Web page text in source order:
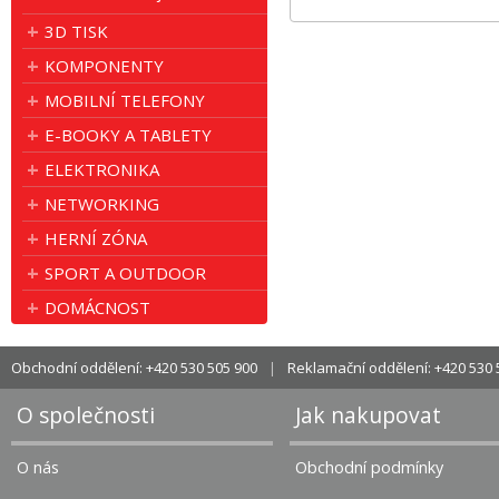
3D TISK
KOMPONENTY
MOBILNÍ TELEFONY
E-BOOKY A TABLETY
ELEKTRONIKA
NETWORKING
HERNÍ ZÓNA
SPORT A OUTDOOR
DOMÁCNOST
Obchodní oddělení: +420 530 505 900 Reklamační oddělení: +420 530
O společnosti
O nás
Jak nakupovat
Obchodní podmínky